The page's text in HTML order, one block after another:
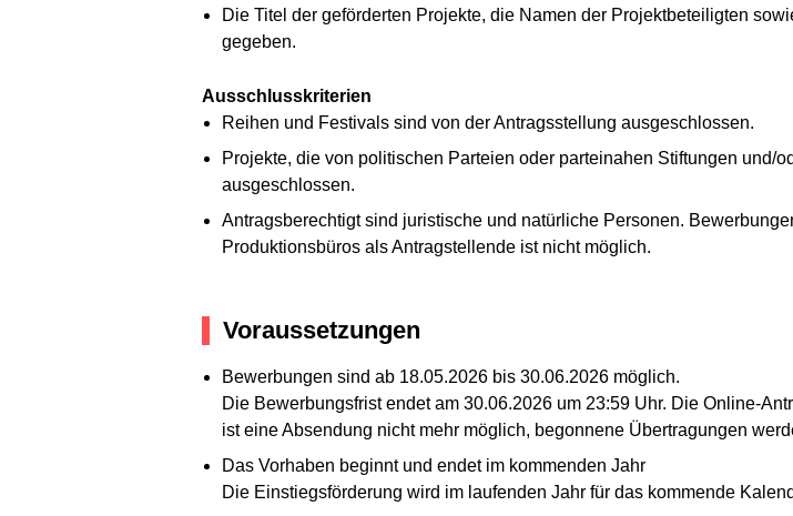
Die Titel der geförderten Projekte, die Namen der Projektbeteiligten
gegeben.
Ausschlusskriterien
Reihen und Festivals sind von der Antragsstellung ausgeschlossen.
Projekte, die von politischen Parteien oder parteinahen Stiftungen und/
ausgeschlossen.
Antragsberechtigt sind juristische und natürliche Personen.
Produktionsbüros als Antragstellende ist nicht möglich.
Voraussetzungen
Bewerbungen sind ab 18.05.2026 bis 30.06.2026 möglich.
Die Bewerbungsfrist endet am 30.06.2026 um 23:59 Uhr. Die Online-
ist eine Absendung nicht mehr möglich, begonnene Übertragungen
Das Vorhaben beginnt und endet im kommenden Jahr
Die Einstiegsförderung wird im laufenden Jahr für das kommende